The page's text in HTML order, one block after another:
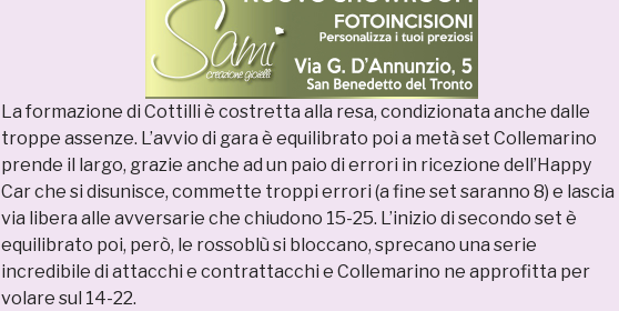
La formazione di Cottilli è costretta alla resa, condizionata anche dalle
troppe assenze. L’avvio di gara è equilibrato poi a metà set Collemarino
prende il largo, grazie anche ad un paio di errori in ricezione dell’Happy
Car che si disunisce, commette troppi errori (a fine set saranno 8) e lascia
via libera alle avversarie che chiudono 15-25. L’inizio di secondo set è
equilibrato poi, però, le rossoblù si bloccano, sprecano una serie
incredibile di attacchi e contrattacchi e Collemarino ne approfitta per
volare sul 14-22.